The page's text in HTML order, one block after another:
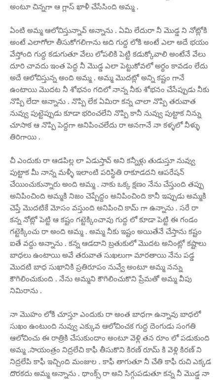
అంటూ చిన్నగా ఆ గ్లాస్ ఖాళీ చేసేసింది అమ్మ .
ఏంటి అమ్మ ఆలోచిస్తున్నావ్ అన్నాను . ఏమి లేదురా నీ మొడ్డ ని నోట్లోకి
అంటే ఎలాగోలా తీసుకోగలిగాను అది గుద్ద లోకి అంటే ఎలా అదే భయం
వేస్తోంది గుద్ద కడుగుతూ వేలు లోపలికి పెట్టి కడుక్కోవాలి అంటేనే వేలు
దూరి చావదు ఇంత పెద్ద నీ మొడ్డ ఎలా పెట్టుకోవలో అర్థం కావడం లేదు
అదే ఆలోచిస్తున్న అంది అమ్మ . అమ్మ మొదట్లో అన్ని కష్టం గానే
ఉంటాయి మొదట నీ శోభనం గదిలో నాన్న నీకు శోభనం చేసేప్పుడు నీకు
నొప్పి లేదా అన్నాను . నొప్పి లేక ఏమిరా కన్న చాలా నొప్పి తరువాత
నువ్వు పుట్టెప్పుడు కూడా భరించలేని నొప్పి కానీ నువ్వు పుట్టాక నిన్ను
చూసాక ఆ నొప్పి పెద్దగా అనిపించలేదు రా అనగానే నా కళ్ళలో నీళ్ళు
తిరిగాయి .
చీ ఎందుకు రా ఆడపిల్ల లా ఏడుస్తావ్ అని కన్నీళ్లు తుడుస్తూ నువ్వు
పుట్టాక మీ నాన్న మళ్ళీ ఇలాంటి పరిస్థితి రాకూడదని ఆపరేషన్
చేయించుకున్నారు అంది అమ్మ . నాకు ఒక్క క్షణం నేను చేస్తుంది తప్పు
అనిపించింది అమ్మకి నిజం చెప్పేద్దం అనిపించింది కానీ ఇప్పుడు అమ్మకి
చెప్తే మొదటికే మోసం వస్తుంది అనిపించి కామ్ గా ఉన్నాను . సరే రా
కన్న నోట్లో పెట్టి ఆ కష్టం గట్టెక్కించావు గుద్ద లో కూడా పెట్టి ఈ గండం
గట్టెక్కించు రా అంది అమ్మ . అమ్మ నీకు ఇష్టం అయితేనే చేస్తాను కష్టం
ఐతే వద్దు అన్నాను . కన్న ఆడదాని బ్రతుకులో మొదట అనింట్లో కష్టాలు
బాధలు ఉంటాయి అవే తరువాత సుఖలుగా మారతాయి నేను పడ్డ
మొదటి బాధ సుఖానికి ప్రతిరూపం నువ్వే అంటూ అమ్మ నన్ను
కౌగిలించుకుంది . నేను అమ్మని కౌగిలించుకొని ప్రేమతో అమ్మ వీపు
నిమిరాను .
నా మొహం లోకి చూస్తూ ఎందుకు రా అంత బాధగా ఉన్నావు బాధలో
సుఖం ఉంటుంది నువ్వు ఎక్కువ ఆలోచించక గుద్ద దెంగుడు సంగతి
ఆలోచించు ఈ రాత్రికి చేసుకుందాం అంటూ వెళ్లి తన రూం లో పడుకుంది
అమ్మ .సాయంత్రం నిద్రలేచి కాఫీ తీసుకొని కిరణ్ రూమ్ కి వెళ్లి కిరణ్ ని
నిద్రలేపి కాఫీ ఇచ్చింది మంజుల . కాఫీ తాగుతూ నీ చేతి కాఫీ రుచి ఎక్కడ
దొరకదు అమ్మ అన్నాను . థాంక్స్ రా అని సిగ్గుపడుతూ కన్న నీ మొడ్డ నా